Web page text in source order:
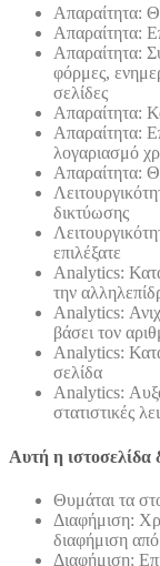
Απαραίτητα:
Απαραίτητα:
Απαραίτητα:
φόρμες,
σελίδες
Απαραίτητα:
Απαραίτητα:
λογαριασμό
Απαραίτητα:
δικτύωσης
επιλέξατε
Analytics:
την
Analytics:
βάσει τον
Analytics:
σελίδα
Analytics:
στατιστικές
Αυτή η ιστοσελίδα
Θυμάται τα
Διαφήμιση:
διαφήμιση από
Διαφήμιση: